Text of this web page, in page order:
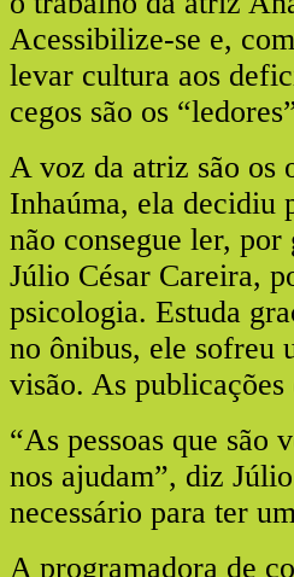
Acessibilize-se e,
levar cultura aos
cegos são os
A voz da atriz são os
Inhaúma, ela decidiu
não consegue ler, por
Júlio César Careira,
psicologia. Estuda
no ônibus, ele sofreu
visão. As
“As pessoas que são
nos ajudam”, diz
necessário para ter
A programadora de